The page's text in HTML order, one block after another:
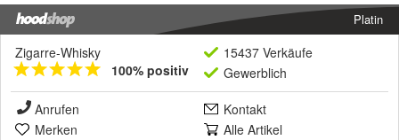
Platin
Zigarre-Whisky
100% positiv
15437 Verkäufe
Gewerblich
Anrufen
Kontakt
Merken
Alle Artikel